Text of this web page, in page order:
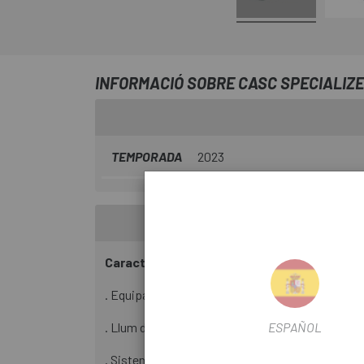
INFORMACIÓ SOBRE CASC
TEMPORADA 2023
Característiques:
. Equipat amb MIPS.
. Llum del darrere integrada LED per a una
. Sistema de ventilació 4th Dimension optimitza
ESPAÑOL